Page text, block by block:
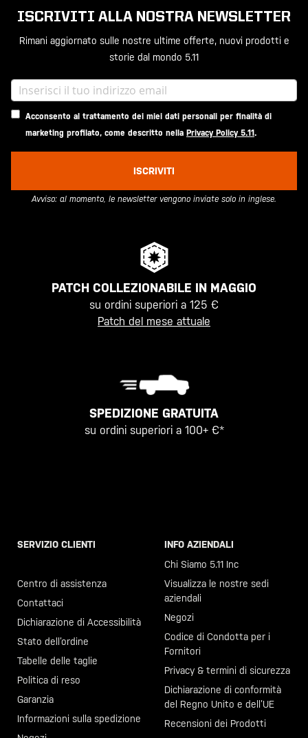
ISCRIVITI ALLA NOSTRA NEWSLETTER
Rimani aggiornato sulle nostre ultime offerte, nuovi prodotti e
storie dal mondo 5.11
Acconsento al trattamento dei miei dati personali per finalità di
marketing profilato, come descritto nella Privacy Policy 5.11.
ISCRIVITI
Avviso: al momento, le newsletter vengono inviate solo in inglese.
PATCH COLLEZIONABILE IN MAGGIO
su ordini superiori a 125 €
Patch del mese attuale
SPEDIZIONE GRATUITA
su ordini superiori a 100+ €*
SERVIZIO CLIENTI
Centro di assistenza
Contattaci
Dichiarazione di Accessibilità
Stato dell’ordine
Tabelle delle taglie
Politica di reso
Garanzia
Informazioni sulla spedizione
INFO AZIENDALI
Chi Siamo 5.11 Inc
Visualizza le nostre sedi
aziendali
Negozi
Codice di Condotta per i
Fornitori
Privacy & termini di sicurezza
Dichiarazione di conformità
del Regno Unito e dell’UE
Recensioni dei Prodotti